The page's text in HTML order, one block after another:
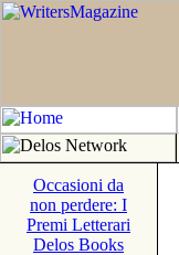
Occasioni da
non perdere: I
Premi Letterari
Delos Books